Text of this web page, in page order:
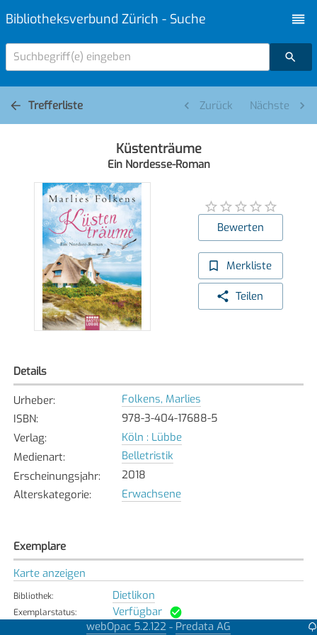
Bibliotheksverbund Zürich - Suche
Suchbegriff(e) eingeben
Trefferliste Zurück Nächste
Küstenträume
Ein Nordesse-Roman
Bewerten
Merkliste
Teilen
Details
Urheber:
Folkens, Marlies
ISBN:
978-3-404-17688-5
Verlag:
Köln : Lübbe
Medienart:
Belletristik
Erscheinungsjahr:
2018
Alterskategorie: Erwachsene
Exemplare
Karte anzeigen
Bibliothek: Dietlikon
Exemplarstatus: Verfügbar
webOpac 5.2.122 - Predata AG